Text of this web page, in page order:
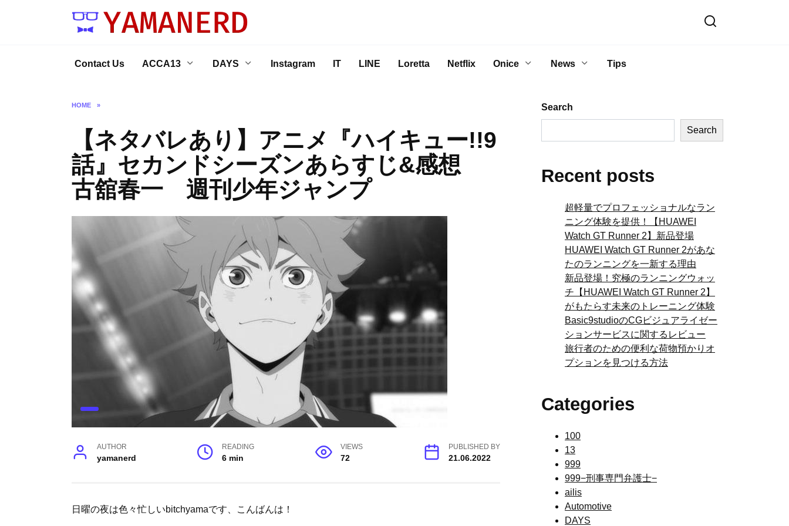
Contact Us ACCA13 DAYS Instagram IT LINE Loretta Netflix Onice News Tips
HOME »
【ネタバレあり】アニメ『ハイキュー!!9
話』セカンドシーズンあらすじ&感想
古舘春一 週刊少年ジャンプ
AUTHOR
yamanerd
READING
6 min
VIEWS
72
PUBLISHED BY
21.06.2022
日曜の夜は色々忙しいbitchyamaです、こんばんは！
Search
Search
Recent posts
超軽量でプロフェッショナルなラン
ニング体験を提供！【HUAWEI
Watch GT Runner 2】新品登場
HUAWEI Watch GT Runner 2があな
たのランニングを一新する理由
新品登場！究極のランニングウォッ
チ【HUAWEI Watch GT Runner 2】
がもたらす未来のトレーニング体験
Basic9studioのCGビジュアライゼー
ションサービスに関するレビュー
旅行者のための便利な荷物預かりオ
プションを見つける方法
Categories
100
13
999
999−刑事専門弁護士−
ailis
Automotive
DAYS